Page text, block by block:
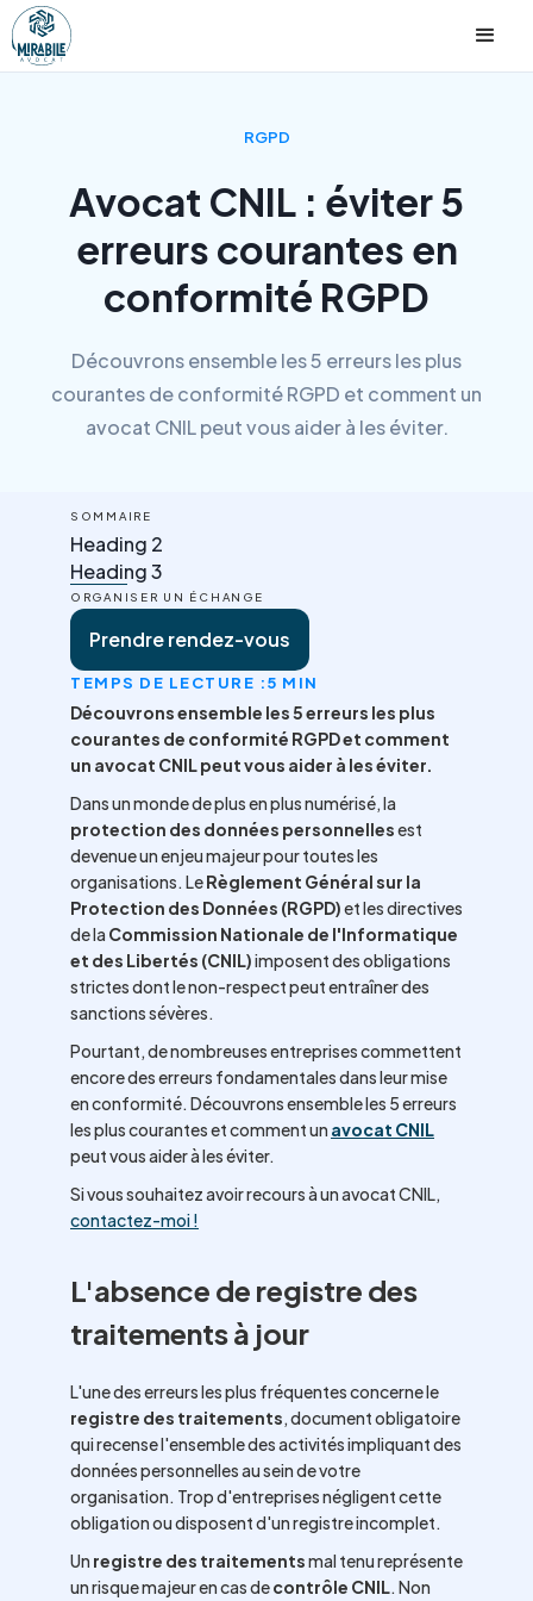
RGPD
Avocat CNIL : éviter 5
erreurs courantes en
conformité RGPD
Découvrons ensemble les 5 erreurs les plus
courantes de conformité RGPD et comment un
avocat CNIL peut vous aider à les éviter.
SOMMAIRE
Heading 2
Heading 3
ORGANISER UN ÉCHANGE
Prendre rendez-vous
TEMPS DE LECTURE :5 MIN
Découvrons ensemble les 5 erreurs les plus
courantes de conformité RGPD et comment
un avocat CNIL peut vous aider à les éviter.
Dans un monde de plus en plus numérisé, la
protection des données personnellesest
devenue un enjeu majeur pour toutes les
organisations. LeRèglement Général sur la
Protection des Données (RGPD)et les directives
de la Commission Nationale de l'Informatique
et des Libertés (CNIL)imposent des obligations
strictes dont le non-respect peut entraîner des
sanctions sévères.
Pourtant, de nombreuses entreprises commettent
encore des erreurs fondamentales dans leur mise
en conformité. Découvrons ensemble les 5 erreurs
les plus courantes et comment un avocat CNIL
peut vous aider à les éviter.
Si vous souhaitez avoir recours à un avocat CNIL,
contactez-moi !
L'absence de registre des
traitements à jour
L'une des erreurs les plus fréquentes concerne le
registre des traitements, document obligatoire
qui recense l'ensemble des activités impliquant des
données personnelles au sein de votre
organisation. Trop d'entreprises négligent cette
obligation ou disposent d'un registre incomplet.
Un registre des traitementsmal tenu représente
un risque majeur en cas decontrôle CNIL. Non